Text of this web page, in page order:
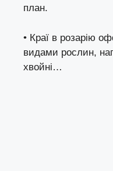
план.
• Краї в розарію
видами рослин,
хвойні…